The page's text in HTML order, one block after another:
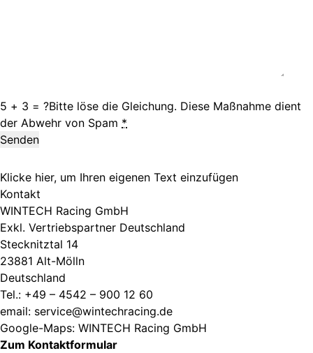
5 + 3 = ?Bitte löse die Gleichung. Diese Maßnahme dient
der Abwehr von Spam *
Klicke hier, um Ihren eigenen Text einzufügen
Kontakt
WINTECH Racing GmbH
Exkl. Vertriebspartner Deutschland
Stecknitztal 14
23881 Alt-Mölln
Deutschland
Tel.: +49 – 4542 – 900 12 60
email: service@wintechracing.de
Google-Maps: WINTECH Racing GmbH
Zum Kontaktformular